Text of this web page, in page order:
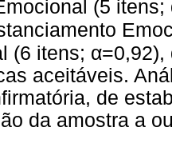
(5 itens;
(6 itens; α=0,92),
aceitáveis.
de
da amostra a